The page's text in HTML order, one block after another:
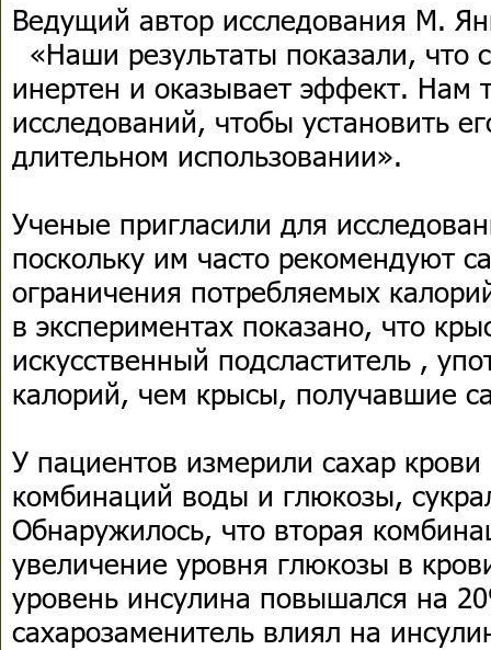
Ведущий автор исследования М.
«Наши результаты показали, что
инертен и оказывает эффект. Нам
исследований, чтобы установить
длительном использовании».
Ученые пригласили для
поскольку им часто рекомендуют
ограничения потребляемых
в экспериментах показано, что
искусственный подсластитель ,
калорий, чем крысы, получавшие
У пациентов измерили сахар
комбинаций воды и глюкозы,
Обнаружилось, что вторая
увеличение уровня глюкозы в
уровень инсулина повышался на
сахарозаменитель влиял на